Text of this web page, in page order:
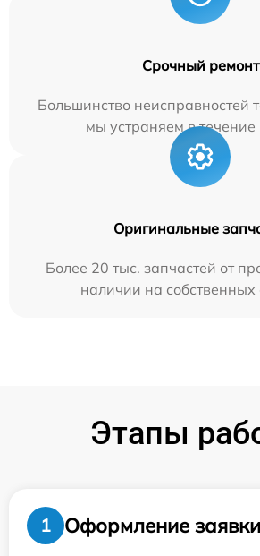
Срочный ремонт
Большинство неисправностей
мы устраняем в течение
Оригинальные
Более 20 тыс. запчастей от
наличии на собственных
Этапы
1
Оформление заявки